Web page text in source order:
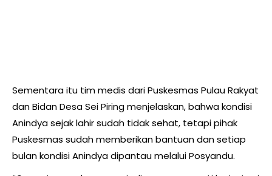
Sementara itu tim medis dari Puskesmas Pulau Rakyat
dan Bidan Desa Sei Piring menjelaskan, bahwa kondisi
Anindya sejak lahir sudah tidak sehat, tetapi pihak
Puskesmas sudah memberikan bantuan dan setiap
bulan kondisi Anindya dipantau melalui Posyandu.